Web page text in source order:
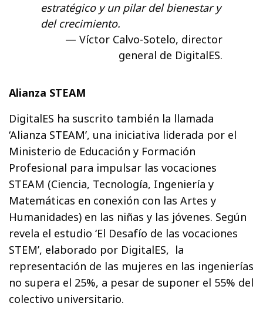
estratégico y un pilar del bienestar y
del crecimiento.
Víctor Calvo-Sotelo, director
general de DigitalES.
Alianza STEAM
DigitalES ha suscrito también la llamada
‘Alianza STEAM’, una iniciativa liderada por el
Ministerio de Educación y Formación
Profesional para impulsar las vocaciones
STEAM (Ciencia, Tecnología, Ingeniería y
Matemáticas en conexión con las Artes y
Humanidades) en las niñas y las jóvenes. Según
revela el estudio ‘El Desafío de las vocaciones
STEM’, elaborado por DigitalES, la
representación de las mujeres en las ingenierías
no supera el 25%, a pesar de suponer el 55% del
colectivo universitario.